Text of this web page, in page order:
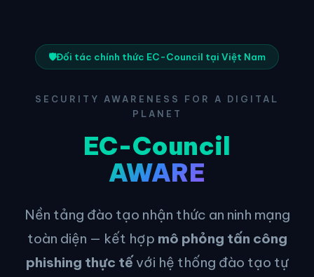
Đối tác chính thức EC-Council tại Việt Nam
SECURITY AWARENESS FOR A DIGITAL
PLANET
EC-Council
AWARE
Nền tảng đào tạo nhận thức an ninh mạng
toàn diện — kết hợp mô phỏng tấn công
phishing thực tế với hệ thống đào tạo tự